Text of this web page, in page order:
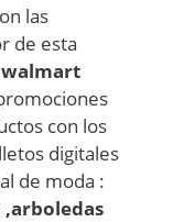
las
de esta
walmart
con los
digitales
de moda :
,arboledas